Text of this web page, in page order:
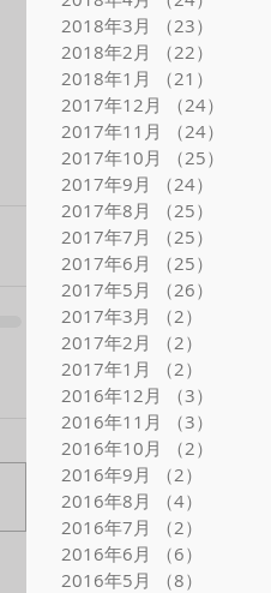
2018年3月
（23）
2018年2月
（22）
2018年1月
（21）
2017年12月
（24）
2017年11月
（24）
2017年10月
（25）
2017年9月
（24）
2017年8月
（25）
2017年7月
（25）
2017年6月
（25）
2017年5月
（26）
2017年3月
（2）
2017年2月
（2）
2017年1月
（2）
2016年12月
（3）
2016年11月
（3）
2016年10月
（2）
2016年9月
（2）
2016年8月
（4）
2016年7月
（2）
2016年6月
（6）
2016年5月
（8）